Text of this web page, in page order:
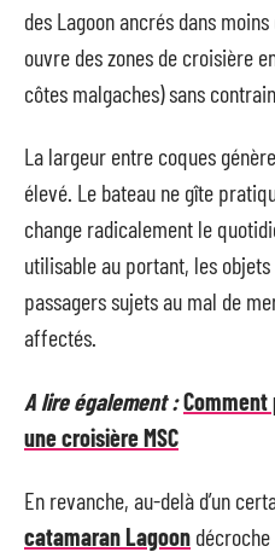
des Lagoon ancrés dans
ouvre des zones de croisière
côtes malgaches) sans
La largeur entre coques
élevé. Le bateau ne gîte
change radicalement le
utilisable au portant, les
passagers sujets au mal de
affectés.
A lire également :
une croisière MSC
En revanche, au-delà d’un
catamaran Lagoon